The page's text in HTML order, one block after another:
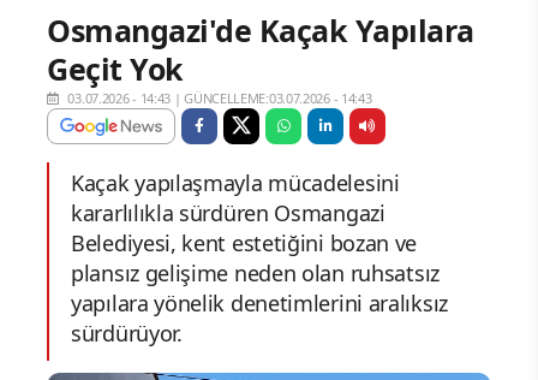
Osmangazi'de Kaçak Yapılara
Geçit Yok
03.07.2026 - 14:43 |GÜNCELLEME:03.07.2026 - 14:43
Kaçak yapılaşmayla mücadelesini
kararlılıkla sürdüren Osmangazi
Belediyesi, kent estetiğini bozan ve
plansız gelişime neden olan ruhsatsız
yapılara yönelik denetimlerini aralıksız
sürdürüyor.